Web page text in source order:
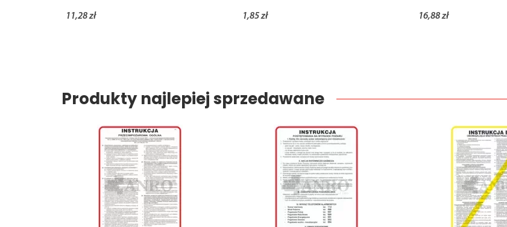
11,28 zł 1,85 zł 16,88 zł
Produkty najlepiej sprzedawane